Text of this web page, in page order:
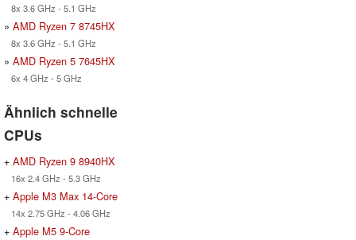
8x 3.6 GHz - 5.1 GHz
» AMD Ryzen 7 8745HX
8x 3.6 GHz - 5.1 GHz
» AMD Ryzen 5 7645HX
6x 4 GHz - 5 GHz
Ähnlich schnelle
CPUs
+ AMD Ryzen 9 8940HX
16x 2.4 GHz - 5.3 GHz
+ Apple M3 Max 14-Core
14x 2.75 GHz - 4.06 GHz
+ Apple M5 9-Core